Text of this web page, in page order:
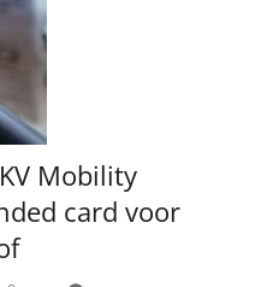
Mobility
card voor